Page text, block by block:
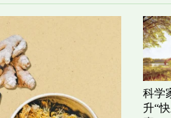
科学
升“